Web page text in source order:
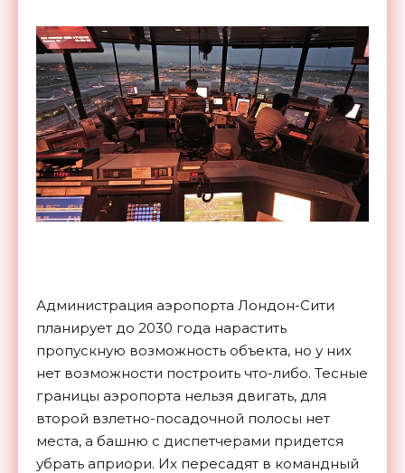
Администрация аэропорта Лондон-Сити
планирует до 2030 года нарастить
пропускную возможность объекта, но у них
нет возможности построить что-либо. Тесные
границы аэропорта нельзя двигать, для
второй взлетно-посадочной полосы нет
места, а башню с диспетчерами придется
убрать априори. Их пересадят в командный